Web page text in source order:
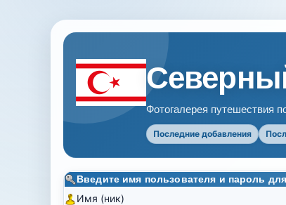
Фотогалерея путешествия
Последние добавления
Введите имя пользователя и пароль
Имя (ник)